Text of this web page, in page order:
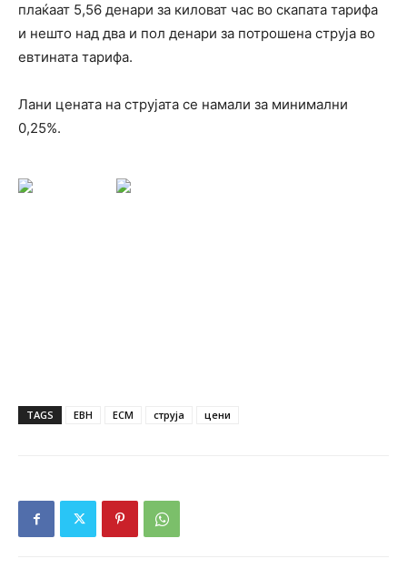
плаќаат 5,56 денари за киловат час во скапата тарифа
и нешто над два и пол денари за потрошена струја во
евтината тарифа.
Лани цената на струјата се намали за минимални
0,25%.
TAGS ЕВН ЕСМ струја цени